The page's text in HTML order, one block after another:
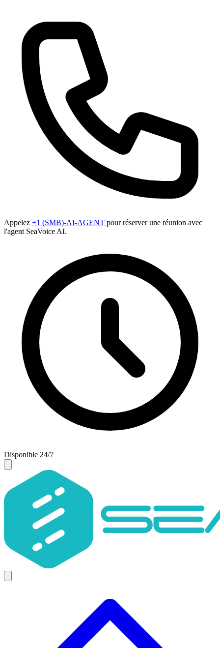
Appelez +1 (SMB)-AI-AGENT pour réserver une réunion avec
l'agent SeaVoice AI.
Disponible 24/7